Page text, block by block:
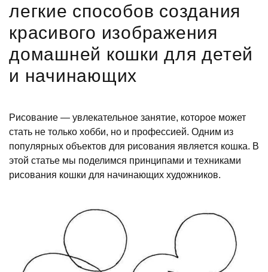
легкие способов создания
красивого изображения
домашней кошки для детей
и начинающих
Рисование — увлекательное занятие, которое может
стать не только хобби, но и профессией. Одним из
популярных объектов для рисования является кошка. В
этой статье мы поделимся принципами и техниками
рисования кошки для начинающих художников.